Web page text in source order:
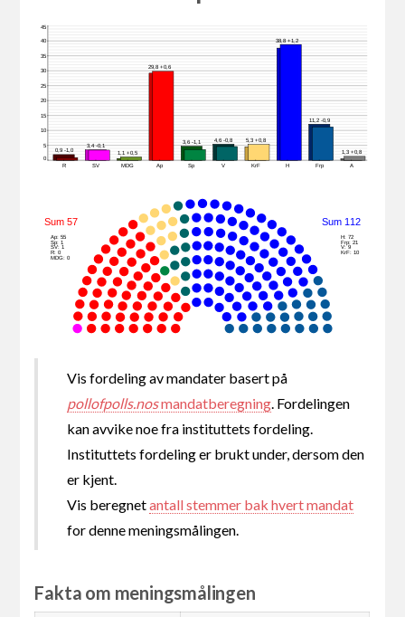
0,9 -1,0
3,4 -0,1
1,1 +0,5
29,8 +0,6
3,6 -1,1 4,6 -0,8 5,3 +0,8
38,8 +1,2
11,2 -0,9
1,3 +0,8
R SV MDG Ap Sp V KrF H Frp A
0
5
10
15
20
25
30
35
40
45
Sum 57
Ap: 55
Sp: 1
SV: 1
R: 0
MDG: 0
Sum 112
H: 72
Frp: 21
V: 9
KrF: 10
Vis fordeling av mandater basert på
pollofpolls.nosmandatberegning. Fordelingen
kan avvike noe fra instituttets fordeling.
Instituttets fordeling er brukt under, dersom den
er kjent.
Vis beregnetantall stemmer bak hvert mandat
for denne meningsmålingen.
Fakta om meningsmålingen